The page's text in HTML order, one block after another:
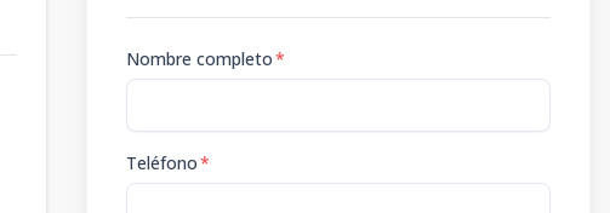
Nombre completo*
Teléfono*